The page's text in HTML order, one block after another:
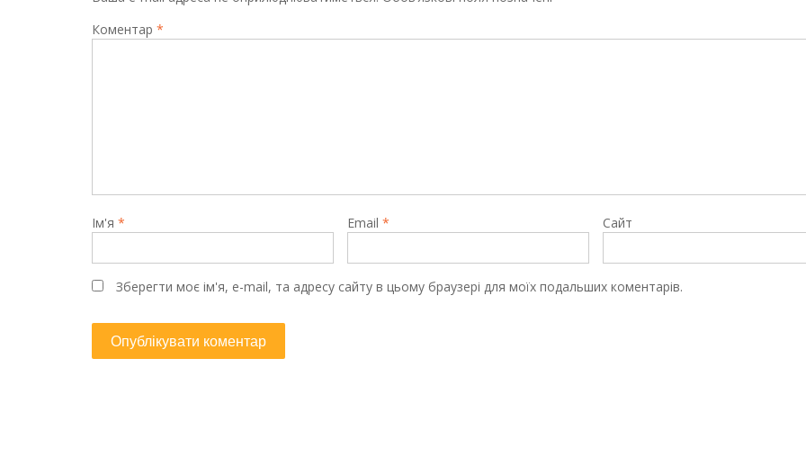
Коментар *
Ім'я * Email * Сайт
Зберегти моє ім'я, e-mail, та адресу сайту в цьому браузері для моїх подальших коментарів.